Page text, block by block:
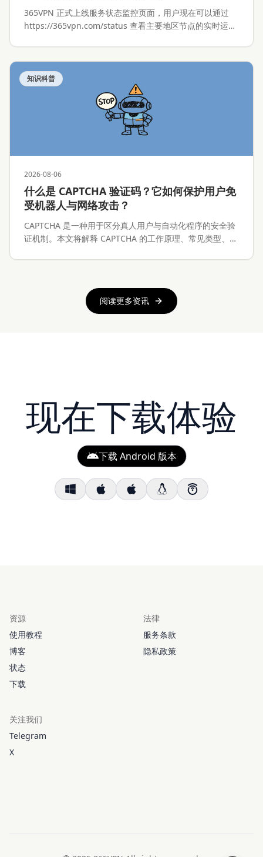
365VPN 正式上线服务状态监控页面，用户现在可以通过
https://365vpn.com/status 查看主要地区节点的实时运行
知识科普
2026-08-06
什么是 CAPTCHA 验证码？它如何保护用户免
受机器人与网络攻击？
CAPTCHA 是一种用于区分真人用户与自动化程序的安全验
证机制。本文将解释 CAPTCHA 的工作原理、常见类型、能
阅读更多资讯
现在下载体验
下载 Android 版本
资源
使用教程
博客
状态
下载
法律
服务条款
隐私政策
关注我们
Telegram
X